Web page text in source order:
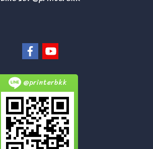
@printerbkk